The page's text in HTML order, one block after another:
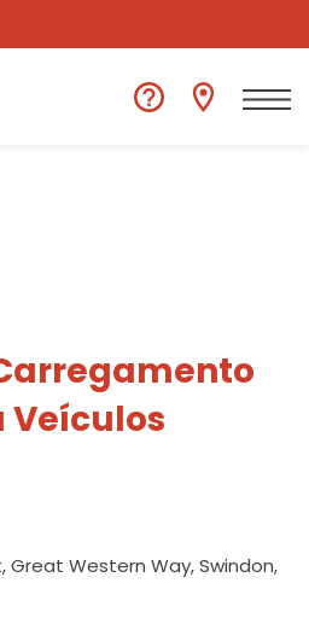
Veículos
Great Western Way, Swindon,